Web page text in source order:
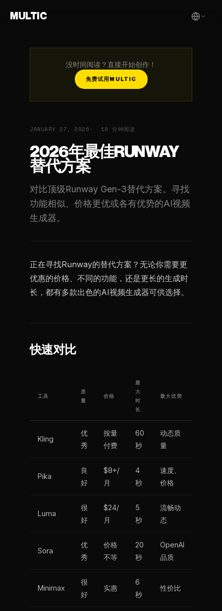
MULTIC
没时间阅读？直接开始创作！
免费试用MULTIC
JANUARY 27, 2026 10 分钟阅读
2026年最佳RUNWAY
替代方案
对比顶级Runway Gen-3替代方案。寻找
功能相似、价格更优或各有优势的AI视频
生成器。
正在寻找Runway的替代方案？无论你需要更
优惠的价格、不同的功能，还是更长的生成时
长，都有多款出色的AI视频生成器可供选择。
快速对比
工具
质
量
价格
最
大
时
长
最大优势
Kling
优
秀
按量
付费
60
秒
动态质
量
Pika
良
好
$8+/
月
4
秒
速度、
价格
Luma
很
好
$24/
月
5
秒
流畅动
态
Sora
优
秀
价格
不等
20
秒
OpenAI
品质
Minimax
很
好
实惠
6
秒
性价比